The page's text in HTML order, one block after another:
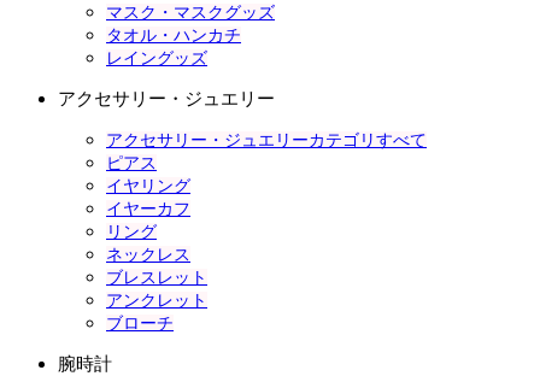
マスク・マスクグッズ
タオル・ハンカチ
レイングッズ
アクセサリー・ジュエリー
アクセサリー・ジュエリーカテゴリすべて
ピアス
イヤリング
イヤーカフ
リング
ネックレス
ブレスレット
アンクレット
ブローチ
腕時計